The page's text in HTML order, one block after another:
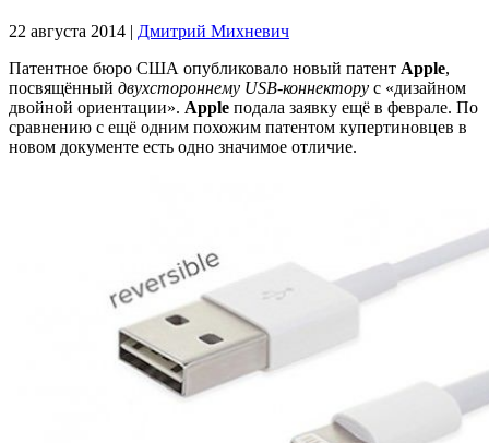
22 августа 2014 | Дмитрий Михневич
Патентное бюро США опубликовало новый патент Apple,
посвящённый двухстороннему USB-коннектору с «дизайном
двойной ориентации». Apple подала заявку ещё в феврале. По
сравнению с ещё одним похожим патентом купертиновцев в
новом документе есть одно значимое отличие.